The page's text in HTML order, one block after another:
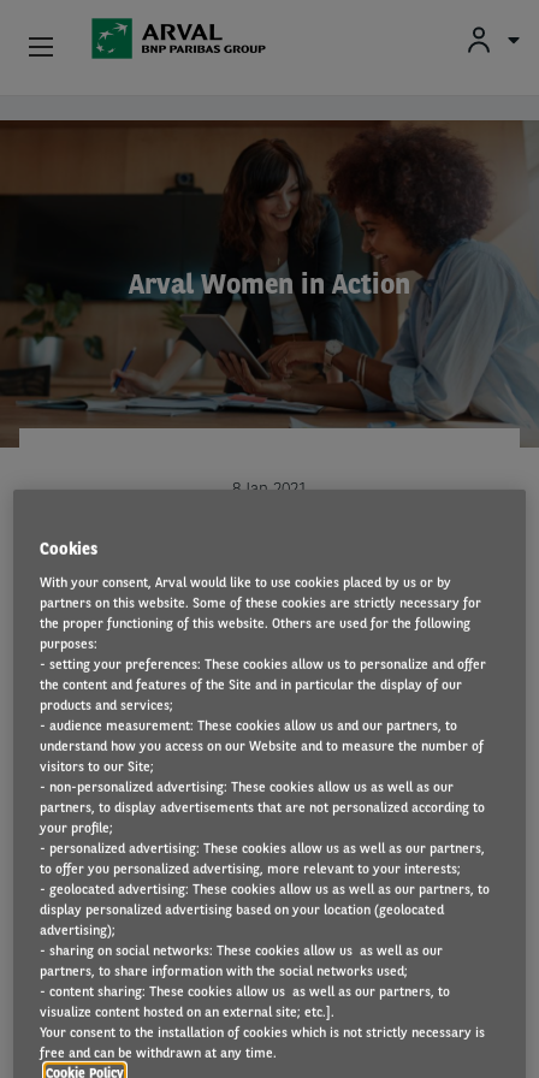
Overslaan en naar de inhoud gaan
Arval Women in Action
8 Jan 2021
Arval lanceert het
internationale programma
'Arval Women in Action'
Gedreven door de sterke overtuiging dat vrouwen van
vandaag de weg zullen vrijmaken voor vrouwen van
morgen, lanceerde Arval in december 2020 een nieuw
loopbaanprogramma 'Women in Action' met als
uitgangspunt de werkgeversbelofte: 'Arval, a place for
people in action'. Het is de bedoeling om vrouwen met
een groot potentieel te begeleiden en de diversiteit
binnen de groep te bevorderen. Met dit nieuwe
programma wil Arval het aantal vrouwen in
directiefuncties verhogen door hen de nodige
middelen te bieden om hun vaardigheden te
Particulieren
Kmo's & Zelfstandigen
Tweedehands Wagens
Over Arval
Bestuurders
Cookies
With your consent, Arval would like to use cookies placed by us or by
partners on this website. Some of these cookies are strictly necessary for
the proper functioning of this website. Others are used for the following
purposes:
- setting your preferences: These cookies allow us to personalize and offer
the content and features of the Site and in particular the display of our
products and services;
- audience measurement: These cookies allow us and our partners, to
understand how you access on our Website and to measure the number of
visitors to our Site;
- non-personalized advertising: These cookies allow us as well as our
partners, to display advertisements that are not personalized according to
your profile;
- personalized advertising: These cookies allow us as well as our partners,
to offer you personalized advertising, more relevant to your interests;
- geolocated advertising: These cookies allow us as well as our partners, to
display personalized advertising based on your location (geolocated
advertising);
- sharing on social networks: These cookies allow us as well as our
partners, to share information with the social networks used;
- content sharing: These cookies allow us as well as our partners, to
visualize content hosted on an external site; etc.].
Your consent to the installation of cookies which is not strictly necessary is
free and can be withdrawn at any time.
Cookie Policy